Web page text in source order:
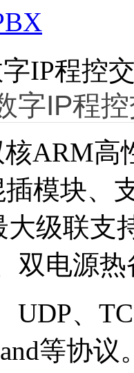
IP程控
字IP程
ARM高
模块、
大级联支
双电源
UDP、
等协议